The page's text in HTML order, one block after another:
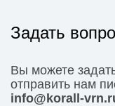
Задать
Вы можете
отправить нам
info@korall-